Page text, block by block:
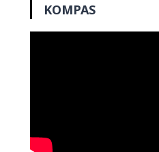
KOMPAS